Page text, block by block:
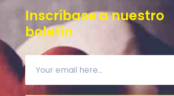
Inscríbase a nuestro
boletín